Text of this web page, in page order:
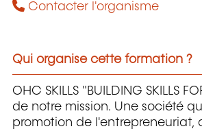
Contacter l'organisme
Qui organise cette formation ?
OHC SKILLS "BUILDING SKILLS
de notre mission. Une société
promotion de l'entrepreneuriat,